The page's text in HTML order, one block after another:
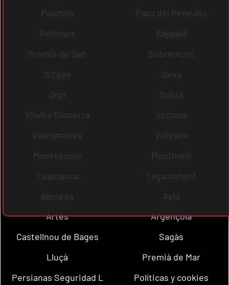
Palafolls
Pacs del Penedès
Rellinars
Rajadell
Premià de Dalt
Sobremunt
Sitges
Seva
Orpí
Oristà
Vilalba Sasserra
Veciana
Vallromanes
Vallirana
Montesquiu
Montmeló
Talamanca
Tagamanent
Borredà
Avià
Artés
Argençola
Castellnou de Bages
Sagàs
Lluçà
Premià de Mar
Persianas Seguridad L
Políticas y cookies